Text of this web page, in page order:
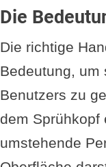
Tipps für
werden,
Die
Die
Die richtige
Bedeutung, um
Benutzers zu
dem Sprühkopf
umstehende